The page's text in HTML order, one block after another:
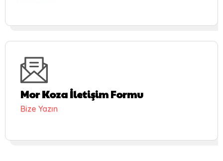
Mor Koza İletişim Formu
Bize Yazın